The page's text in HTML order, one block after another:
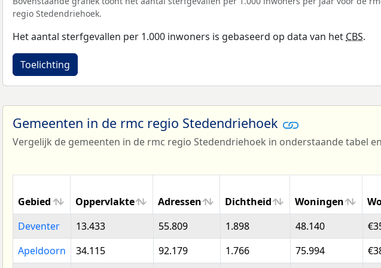
regio Stedendriehoek.
Het aantal sterfgevallen per 1.000 inwoners is gebaseerd op data van het CBS.
Toelichting
Gemeenten in de rmc regio Stedendriehoek
Vergelijk de gemeenten in de rmc regio Stedendriehoek in onderstaande tabel
Gebied Oppervlakte Adressen Dichtheid Woningen
Gebied
Oppervlakte Adressen Dichtheid Woningen
Deventer 13.433 55.809 1.898 48.140
Apeldoorn
34.115 92.179 1.766 75.994